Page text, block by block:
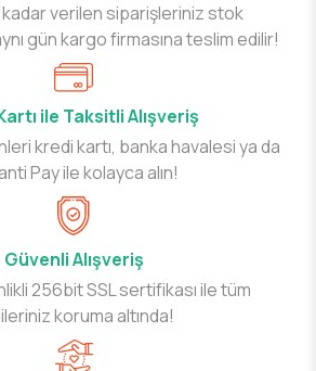
kadar verilen siparişleriniz stok
gün kargo firmasına teslim edilir!
ile Taksitli Alışveriş
kredi kartı, banka havalesi ya da
Pay ile kolayca alın!
Güvenli Alışveriş
256bit SSL sertifikası ile tüm
koruma altında!